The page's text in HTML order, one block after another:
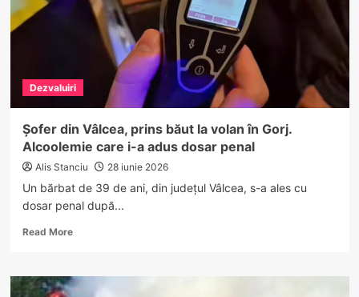
muncă
abatorul
Avicarvil
din
Vâlcea.
tragedie
asemănătoare
a
loc
și
Dezvaluiri
Șofer din Vâlcea, prins băut la volan în Gorj.
Alcoolemie care i-a adus dosar penal
Alis Stanciu 28 iunie 2026
Un bărbat de 39 de ani, din județul Vâlcea, s-a ales cu
dosar penal după...
Read MoreRead
Șofer
din